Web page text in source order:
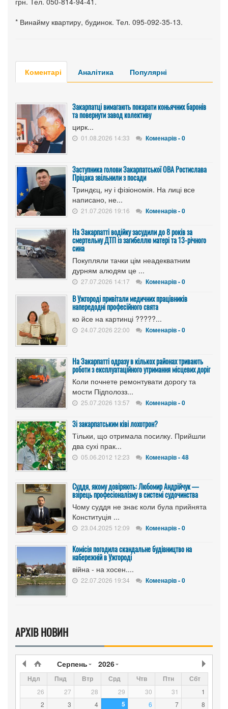
* Винайму квартиру, будинок. Тел. 095-092-35-13.
Коментарі Аналітика Популярні
Закарпатці вимагають покарати коньячних баронів
та повернути завод колективу
цирк...
01.08.2026 14:33 Коменарів - 0
Заступника голови Закарпатської ОВА Ростислава
Пріцака звільнили з посади
Триндєц, ну і фізіономія. На лиці все
написано, не...
21.07.2026 19:16 Коменарів - 0
На Закарпатті водійку засудили до 8 років за
смертельну ДТП із загибеллю матері та 13-річного
сина
Покупляли тачки цім неадекватним
дурням алюдям це ...
27.07.2026 14:17 Коменарів - 0
В Ужгороді привітали медичних працівників
напередодні професійного свята
ко йсе на картинці ?????...
24.07.2026 22:00 Коменарів - 0
На Закарпатті одразу в кількох районах тривають
роботи з експлуатаційного утримання місцевих доріг
Коли почнете ремонтувати дорогу та
мости Підполозз...
25.07.2026 13:57 Коменарів - 0
Зі закарпатським ківі лохотрон?
Тільки, що отримала посилку. Прийшли
два сухі прак...
05.06.2012 12:23 Коменарів - 48
Суддя, якому довіряють: Любомир Андрійчук —
взірець професіоналізму в системі судочинства
Чому суддя не знає коли була прийнята
Конституція ...
23.04.2025 12:09 Коменарів - 0
Комісія погодила скандальне будівництво на
набережній в Ужгороді
війна - на хосен....
22.07.2026 19:34 Коменарів - 0
АРХІВ НОВИН
Серпень 2026
Ндл Пнд Втр Срд Чтв Птн Сбт
26 27 28 29 30 31
1
2
3 4 5 6 7
8